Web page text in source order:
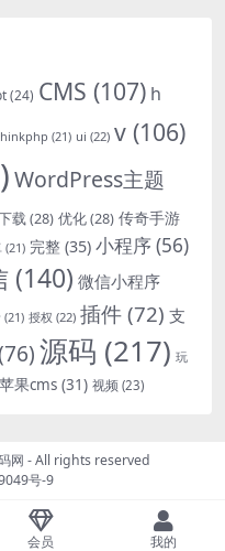
(24) CMS (107) h
(21) ui (22) v (106)
WordPress主题
载(28) 优化(28) 传奇手游
(21) 完整 (35) 小程序(56)
(140) 微信小程序
(21) 授权 (22) 插件 (72) 支
源码 (217) 玩
苹果cms (31) 视频 (23)
网 - All rights reserved
号-9
会员 我的